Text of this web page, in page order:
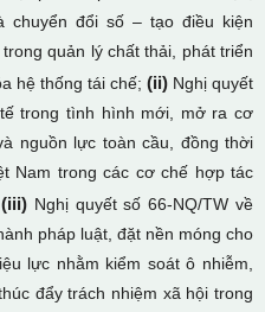
chuyển đổi số – tạo điều kiện
quản lý chất thải, phát triển
hệ thống tái chế; (ii) Nghị quyết
trong tình hình mới, mở ra cơ
nguồn lực toàn cầu, đồng thời
Nam trong các cơ chế hợp tác
(iii)Nghị quyết số 66-NQ/TW về
pháp luật, đặt nền móng cho
lực nhằm kiểm soát ô nhiễm,
đẩy trách nhiệm xã hội trong